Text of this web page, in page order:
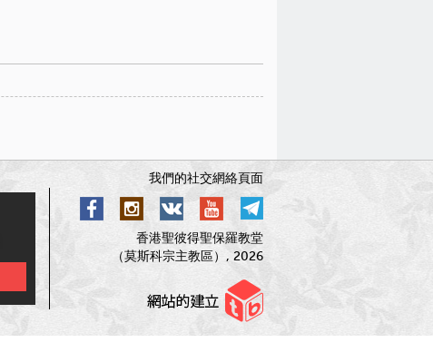
我們的社交網絡頁面
香港聖彼得聖保羅教堂
（莫斯科宗主教區）, 2026